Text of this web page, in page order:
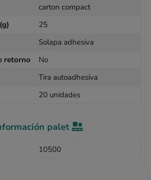
carton compact
25
Solapa adhesiva
retorno
No
Tira autoadhesiva
20 unidades
palet
10500